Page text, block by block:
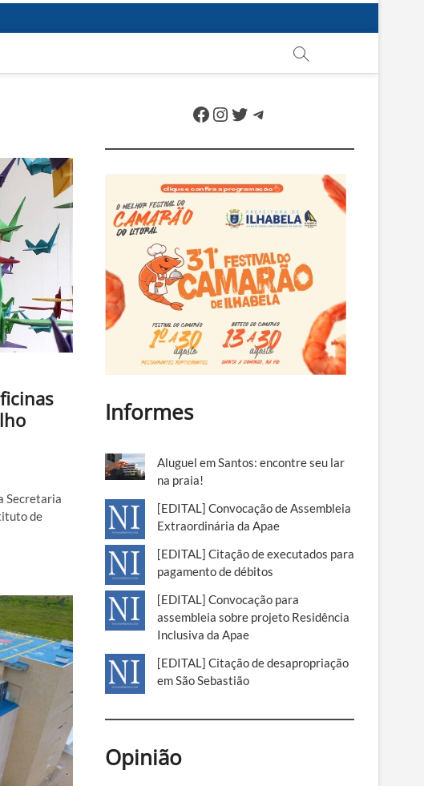
Secretaria
de
Facebook
Instagram
Twitter
Telegram
Informes
Aluguel em Santos: encontre seu lar
na praia!
[EDITAL] Convocação de Assembleia
Extraordinária da Apae
[EDITAL] Citação de executados para
pagamento de débitos
[EDITAL] Convocação para
assembleia sobre projeto Residência
Inclusiva da Apae
[EDITAL] Citação de desapropriação
em São Sebastião
Opinião